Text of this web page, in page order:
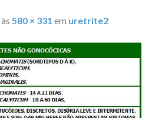
às 580 × 331 em uretrite2